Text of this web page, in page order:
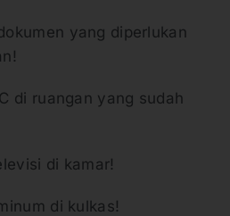
yang diperlukan
di ruangan yang sudah
di kamar!
di kulkas!